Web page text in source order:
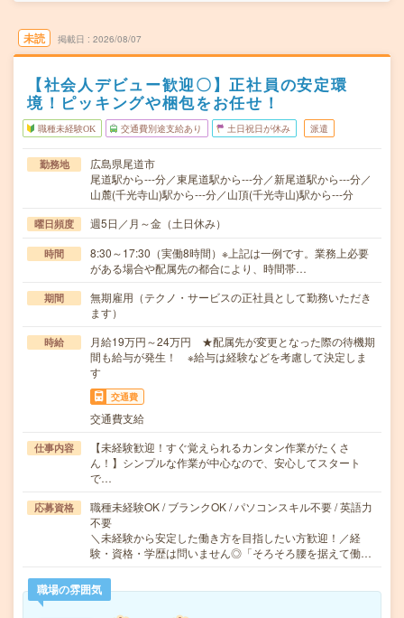
未読 掲載日 2026/08/07
【社会人デビュー歓迎〇】正社員の安定環
境！ピッキングや梱包をお任せ！
職種未経験OK 交通費別途支給あり 土日祝日が休み 派遣
勤務地
広島県尾道市
尾道駅から---分／東尾道駅から---分／新尾道駅から---分／
山麓(千光寺山)駅から---分／山頂(千光寺山)駅から---分
曜日頻度 週5日／月～金（土日休み）
時間
8:30～17:30（実働8時間）※上記は一例です。業務上必要
がある場合や配属先の都合により、時間帯…
期間
無期雇用（テクノ・サービスの正社員として勤務いただき
ます）
時給
月給19万円～24万円 ★配属先が変更となった際の待機期
間も給与が発生！ ※給与は経験などを考慮して決定しま
す
交通費
交通費支給
仕事内容
【未経験歓迎！すぐ覚えられるカンタン作業がたくさ
ん！】シンプルな作業が中心なので、安心してスタート
で…
応募資格
職種未経験OK / ブランクOK / パソコンスキル不要 / 英語力
不要
＼未経験から安定した働き方を目指したい方歓迎！／経
験・資格・学歴は問いません◎「そろそろ腰を据えて働…
職場の雰囲気